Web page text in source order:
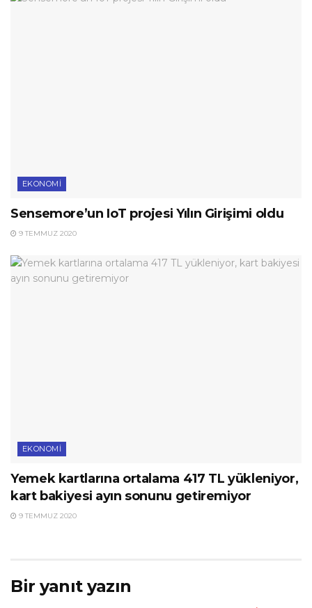
EKONOMI
Sensemore’un IoT projesi Yılın Girişimi oldu
9 TEMMUZ 2020
EKONOMI
Yemek kartlarına ortalama 417 TL yükleniyor,
kart bakiyesi ayın sonunu getiremiyor
9 TEMMUZ 2020
Bir yanıt yazın